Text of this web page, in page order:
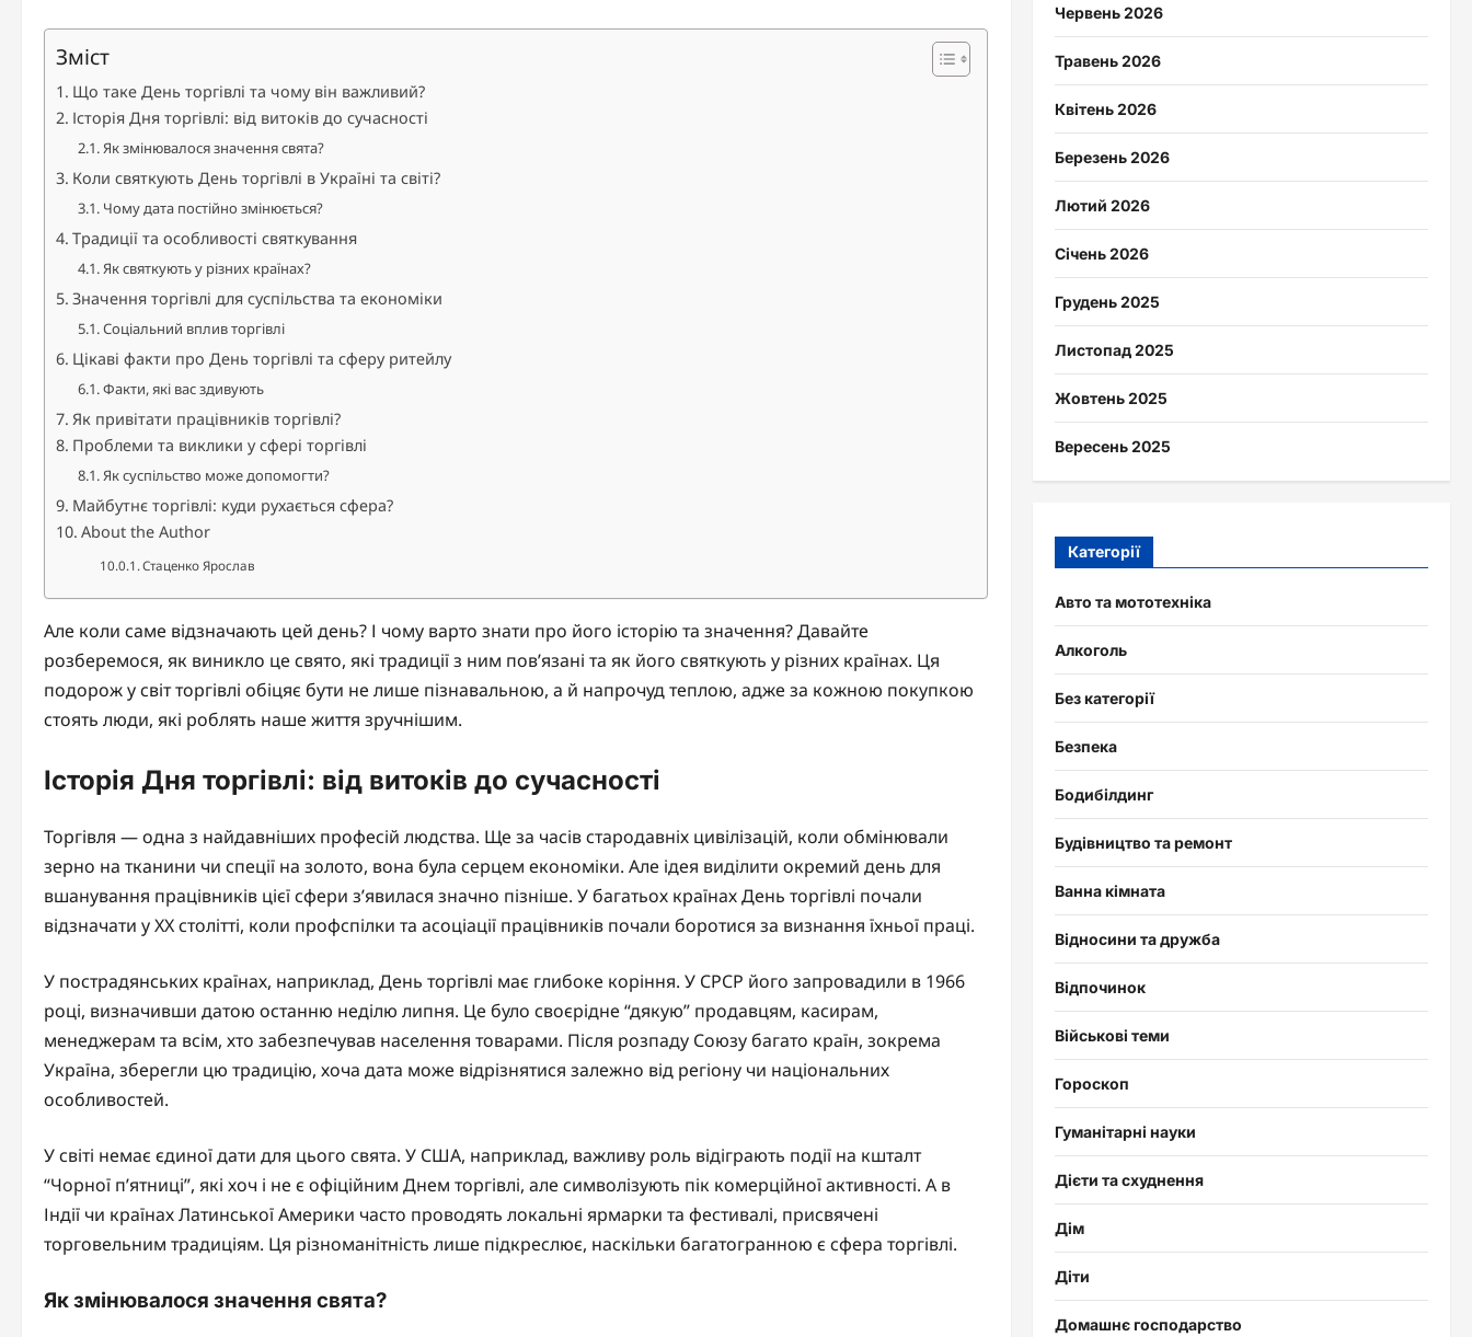
Зміст
Що таке День торгівлі та чому він важливий?
Історія Дня торгівлі: від витоків до сучасності
Як змінювалося значення свята?
Коли святкують День торгівлі в Україні та світі?
Чому дата постійно змінюється?
Традиції та особливості святкування
Як святкують у різних країнах?
Значення торгівлі для суспільства та економіки
Соціальний вплив торгівлі
Цікаві факти про День торгівлі та сферу ритейлу
Факти, які вас здивують
Як привітати працівників торгівлі?
Проблеми та виклики у сфері торгівлі
Як суспільство може допомогти?
Майбутнє торгівлі: куди рухається сфера?
About the Author
Стаценко Ярослав
Але коли саме відзначають цей день? І чому варто знати про його історію та значення? Давайте
розберемося, як виникло це свято, які традиції з ним пов’язані та як його святкують у різних країнах. Ця
подорож у світ торгівлі обіцяє бути не лише пізнавальною, а й напрочуд теплою, адже за кожною покупкою
стоять люди, які роблять наше життя зручнішим.
Історія Дня торгівлі: від витоків до сучасності
Торгівля — одна з найдавніших професій людства. Ще за часів стародавніх цивілізацій, коли обмінювали
зерно на тканини чи спеції на золото, вона була серцем економіки. Але ідея виділити окремий день для
вшанування працівників цієї сфери з’явилася значно пізніше. У багатьох країнах День торгівлі почали
відзначати у XX столітті, коли профспілки та асоціації працівників почали боротися за визнання їхньої праці.
У пострадянських країнах, наприклад, День торгівлі має глибоке коріння. У СРСР його запровадили в 1966
році, визначивши датою останню неділю липня. Це було своєрідне “дякую” продавцям, касирам,
менеджерам та всім, хто забезпечував населення товарами. Після розпаду Союзу багато країн, зокрема
Україна, зберегли цю традицію, хоча дата може відрізнятися залежно від регіону чи національних
особливостей.
У світі немає єдиної дати для цього свята. У США, наприклад, важливу роль відіграють події на кшталт
“Чорної п’ятниці”, які хоч і не є офіційним Днем торгівлі, але символізують пік комерційної активності. А в
Індії чи країнах Латинської Америки часто проводять локальні ярмарки та фестивалі, присвячені
торговельним традиціям. Ця різноманітність лише підкреслює, наскільки багатогранною є сфера торгівлі.
Як змінювалося значення свята?
Червень 2026
Травень 2026
Квітень 2026
Березень 2026
Лютий 2026
Січень 2026
Грудень 2025
Листопад 2025
Жовтень 2025
Вересень 2025
Категорії
Авто та мототехніка
Алкоголь
Без категорії
Безпека
Бодибілдинг
Будівництво та ремонт
Ванна кімната
Відносини та дружба
Відпочинок
Військові теми
Гороскоп
Гуманітарні науки
Дієти та схуднення
Дім
Діти
Домашнє господарство